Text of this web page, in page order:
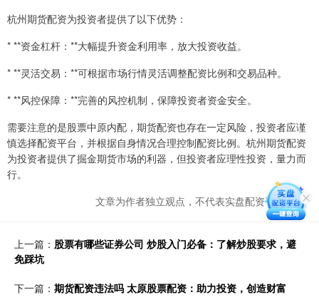
杭州期货配资为投资者提供了以下优势：
* **资金杠杆：**大幅提升资金利用率，放大投资收益。
* **灵活交易：**可根据市场行情灵活调整配资比例和交易品种。
* **风控保障：**完善的风控机制，保障投资者资金安全。
需要注意的是股票中原内配，期货配资也存在一定风险，投资者应谨
慎选择配资平台，并根据自身情况合理控制配资比例。杭州期货配资
为投资者提供了掘金期货市场的利器，但投资者应理性投资，量力而
行。
文章为作者独立观点，不代表实盘配资平台观点
上一篇： 股票有哪些证券公司 炒股入门必备：了解炒股要求，避
免踩坑
下一篇： 期货配资违法吗 太原股票配资：助力投资，创造财富